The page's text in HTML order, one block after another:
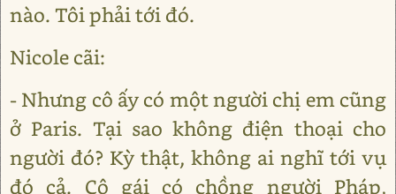
nào. Tôi phải tới đó.
Nicole cãi:
- Nhưng cô ấy có một người chị em cũng
ở Paris. Tại sao không điện thoại cho
người đó? Kỳ thật, không ai nghĩ tới vụ
đó cả. Cô gái có chồng người Pháp,